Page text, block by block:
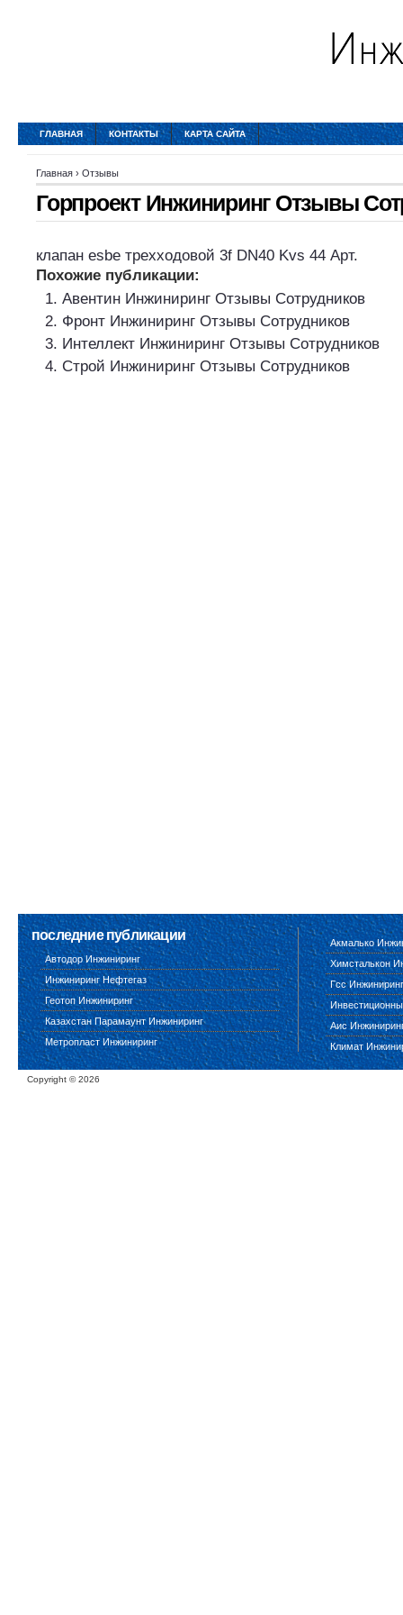
ГЛАВНАЯ КОНТАКТЫ КАРТА САЙТА
Главная › Отзывы
Горпроект Инжиниринг Отзывы
клапан esbe трехходовой 3f DN40 Kvs 44 Арт.
Похожие публикации:
Авентин Инжиниринг Отзывы Сотрудников
Фронт Инжиниринг Отзывы Сотрудников
Интеллект Инжиниринг Отзывы Сотрудников
Строй Инжиниринг Отзывы Сотрудников
последние публикации
Автодор Инжиниринг
Инжиниринг Нефтегаз
Геотоп Инжиниринг
Казахстан Парамаунт Инжиниринг
Метропласт Инжиниринг
Акмалько
Химсталькон
Гсс Инжиниринг
Аис
Климат
Copyright ©2026